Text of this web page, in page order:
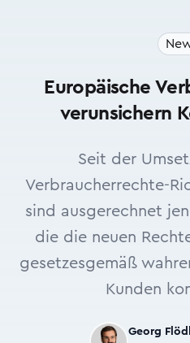
Europäische
verunsichern
Seit der
Verbraucherrechte-
sind ausgerechnet
die die neuen
gesetzesgemäß
Kunden
Georg